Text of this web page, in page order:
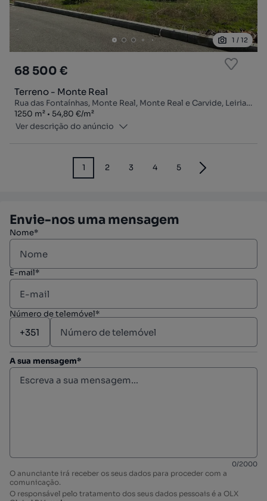
1 / 12
68 500 €
Terreno - Monte Real
Rua das Fontaínhas, Monte Real, Monte Real e Carvide, Leiria, Leiria
Zona
1250 m²
Preço por metro quadrado
54,80 €/m²
Ver descrição do anúncio
1 2 3 4 5
Envie-nos uma mensagem
Nome*
E-mail*
Número de telemóvel*
A sua mensagem*
0/2000
O anunciante irá receber os seus dados para proceder com a
comunicação.
O responsável pelo tratamento dos seus dados pessoais é a OLX